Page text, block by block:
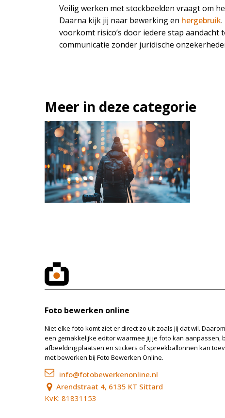
Veilig werken met stockbeelden vraagt om
Daarna kijk jij naar bewerking en hergebruik
voorkomt risico’s door iedere stap
communicatie zonder juridische
Meer in deze categorie
Foto bewerken online
Niet elke foto komt ziet er direct zo uit zoals jij dat wil.
een gemakkelijke editor waarmee jij je foto kan aanpassen,
afbeelding plaatsen en stickers of spreekballonnen kan
met bewerken bij Foto Bewerken Online.
info@fotobewerkenonline.nl
Arendstraat 4, 6135 KT Sittard
KvK: 81831153